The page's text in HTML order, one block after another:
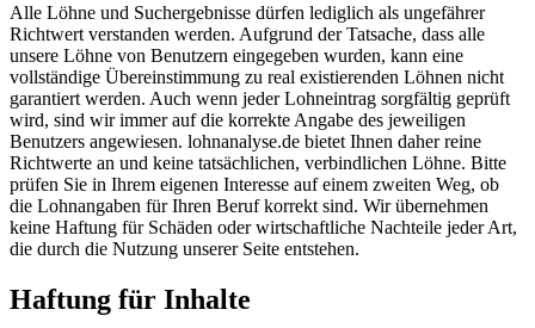
Alle Löhne und Suchergebnisse dürfen lediglich als ungefährer
Richtwert verstanden werden. Aufgrund der Tatsache, dass alle
unsere Löhne von Benutzern eingegeben wurden, kann eine
vollständige Übereinstimmung zu real existierenden Löhnen nicht
garantiert werden. Auch wenn jeder Lohneintrag sorgfältig geprüft
wird, sind wir immer auf die korrekte Angabe des jeweiligen
Benutzers angewiesen. lohnanalyse.de bietet Ihnen daher reine
Richtwerte an und keine tatsächlichen, verbindlichen Löhne. Bitte
prüfen Sie in Ihrem eigenen Interesse auf einem zweiten Weg, ob
die Lohnangaben für Ihren Beruf korrekt sind. Wir übernehmen
keine Haftung für Schäden oder wirtschaftliche Nachteile jeder Art,
die durch die Nutzung unserer Seite entstehen.
Haftung für Inhalte